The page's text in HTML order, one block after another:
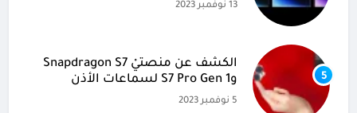
13 نوفمبر 2023
5
الكشف عن منصتيْ Snapdragon S7
وS7 Pro Gen 1 لسماعات الأذن
5 نوفمبر 2023